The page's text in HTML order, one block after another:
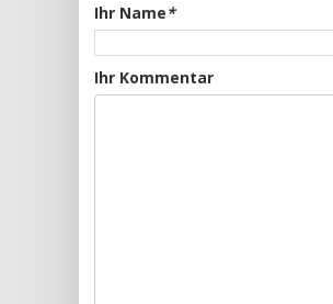
Ihr Name*
Ihr Kommentar